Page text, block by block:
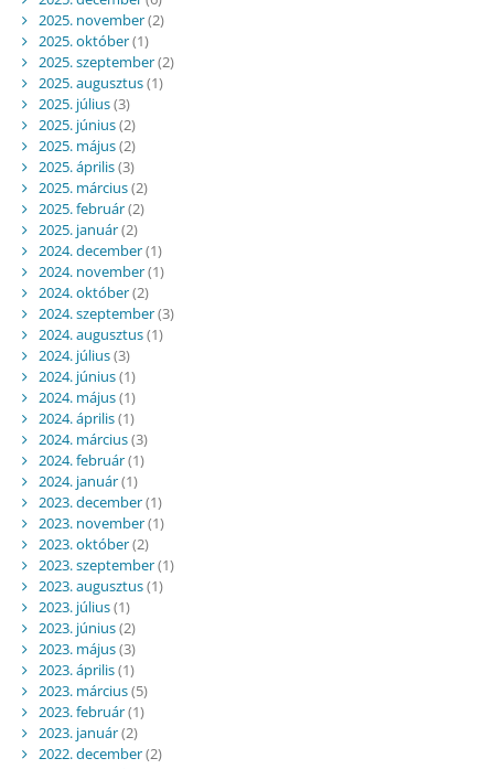
2025. november(2)
2025. október(1)
2025. szeptember(2)
2025. augusztus(1)
2025. július(3)
2025. június(2)
2025. május(2)
2025. április(3)
2025. március(2)
2025. február(2)
2025. január(2)
2024. december(1)
2024. november(1)
2024. október(2)
2024. szeptember(3)
2024. augusztus(1)
2024. július(3)
2024. június(1)
2024. május(1)
2024. április(1)
2024. március(3)
2024. február(1)
2024. január(1)
2023. december(1)
2023. november(1)
2023. október(2)
2023. szeptember(1)
2023. augusztus(1)
2023. július(1)
2023. június(2)
2023. május(3)
2023. április(1)
2023. március(5)
2023. február(1)
2023. január(2)
2022. december(2)